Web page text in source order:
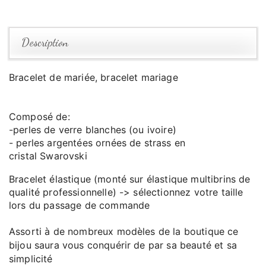
Description
Bracelet de mariée, bracelet mariage
Composé de:
-perles de verre blanches (ou ivoire)
- perles argentées ornées de strass en
cristal Swarovski
Bracelet élastique (monté sur élastique multibrins de
qualité professionnelle) -> sélectionnez votre taille
lors du passage de commande
Assorti à de nombreux modèles de la boutique ce
bijou saura vous conquérir de par sa beauté et sa
simplicité